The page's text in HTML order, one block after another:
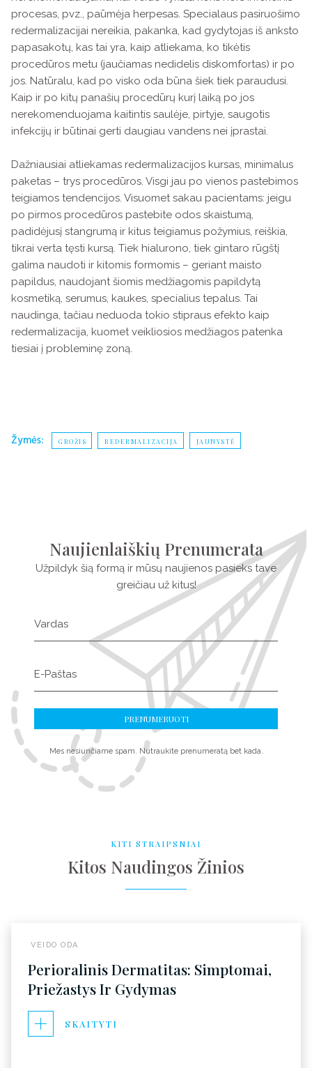
procesas, pvz., paūmėja herpesas. Specialaus pasiruošimo
redermalizacijai nereikia, pakanka, kad gydytojas iš anksto
papasakotų, kas tai yra, kaip atliekama, ko tikėtis
procedūros metu (jaučiamas nedidelis diskomfortas) ir po
jos. Natūralu, kad po visko oda būna šiek tiek paraudusi.
Kaip ir po kitų panašių procedūrų kurį laiką po jos
nerekomenduojama kaitintis saulėje, pirtyje, saugotis
infekcijų ir būtinai gerti daugiau vandens nei įprastai.
Dažniausiai atliekamas redermalizacijos kursas, minimalus
paketas – trys procedūros. Visgi jau po vienos pastebimos
teigiamos tendencijos. Visuomet sakau pacientams: jeigu
po pirmos procedūros pastebite odos skaistumą,
padidėjusį stangrumą ir kitus teigiamus požymius, reiškia,
tikrai verta tęsti kursą. Tiek hialurono, tiek gintaro rūgštį
galima naudoti ir kitomis formomis – geriant maisto
papildus, naudojant šiomis medžiagomis papildytą
kosmetiką, serumus, kaukes, specialius tepalus. Tai
naudinga, tačiau neduoda tokio stipraus efekto kaip
redermalizacija, kuomet veikliosios medžiagos patenka
tiesiai į probleminę zoną.
Žymės: GROŽIS REDERMALIZACIJA JAUNYSTĖ
Naujienlaiškių Prenumerata
Užpildyk šią formą ir mūsų naujienos pasieks tave
greičiau už kitus!
Mes nesiunčiame spam. Nutraukite prenumeratą bet kada.
KITI STRAIPSNIAI
Kitos Naudingos Žinios
VEIDO ODA
Perioralinis Dermatitas: Simptomai,
Priežastys Ir Gydymas
SKAITYTI